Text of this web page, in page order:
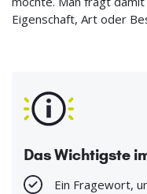
Eigenschaft, Art oder
Das Wichtigste
Ein Fragewort,